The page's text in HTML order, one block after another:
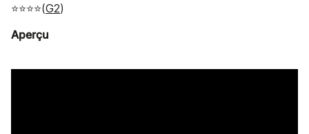
⭐⭐⭐⭐(G2)
Aperçu